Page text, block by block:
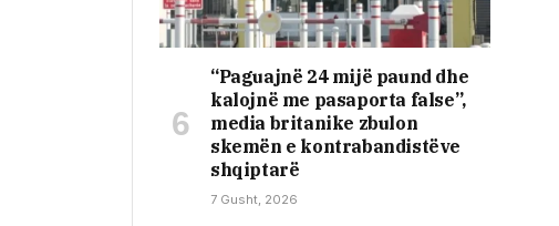
“Paguajnë 24 mijë paund dhe
kalojnë me pasaporta false”,
media britanike zbulon
skemën e kontrabandistëve
shqiptarë
7 Gusht, 2026